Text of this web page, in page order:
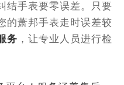
结手表要零误差。只要
的萧邦手表走时误差较
务 ，让专业人员进行检